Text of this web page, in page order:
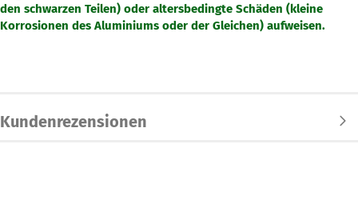
den schwarzen Teilen) oder altersbedingte Schäden (kleine
Korrosionen des Aluminiums oder der Gleichen) aufweisen.
Kundenrezensionen